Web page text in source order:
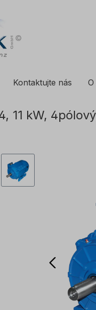
Kontaktujte nás
11 kW,